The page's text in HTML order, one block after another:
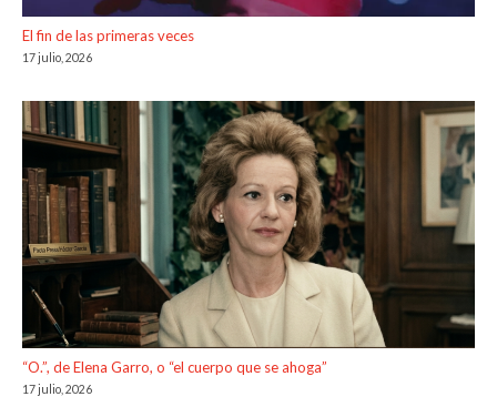
El fin de las primeras veces
17 julio, 2026
“O.”, de Elena Garro, o “el cuerpo que se ahoga”
17 julio, 2026